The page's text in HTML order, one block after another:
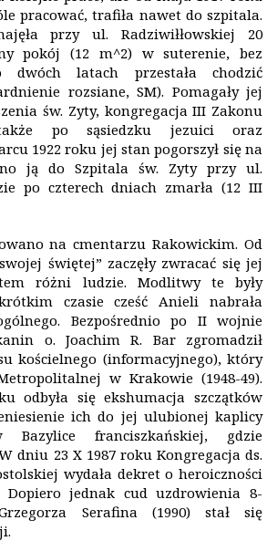
pracować, trafiła nawet do szpitala.
przy ul. Radziwiłłowskiej 20
pokój (12 m^2) w suterenie, bez
dwóch latach przestała chodzić
rozsiane, SM). Pomagały jej
św. Zyty, kongregacja III Zakonu
po sąsiedzku jezuici oraz
1922 roku jej stan pogorszył się na
ją do Szpitala św. Zyty przy ul.
po czterech dniach zmarła (12 III
na cmentarzu Rakowickim. Od
świętej” zaczęły zwracać się jej
różni ludzie. Modlitwy te były
czasie cześć Anieli nabrała
Bezpośrednio po II wojnie
o. Joachim R. Bar zgromadził
kościelnego (informacyjnego), który
w Krakowie (1948-49).
odbyła się ekshumacja szczątków
ich do jej ulubionej kaplicy
franciszkańskiej, gdzie
dniu 23 X 1987 roku Kongregacja ds.
wydała dekret o heroiczności
Dopiero jednak cud uzdrowienia 8-
Serafina (1990) stał się